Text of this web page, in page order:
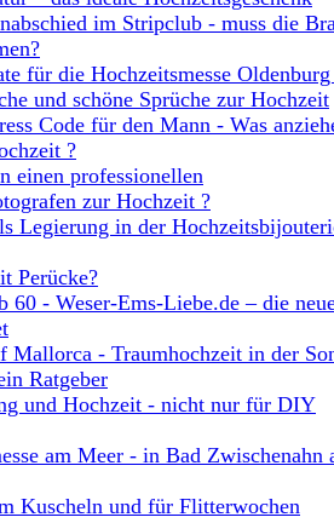
im Stripclub - muss die
für die Hochzeitsmesse
und schöne Sprüche zur Hochzeit
Code für den Mann - Was
?
einen professionellen
zur Hochzeit ?
Legierung in der
Perücke?
60 - Weser-Ems-Liebe.de – die
Mallorca - Traumhochzeit in der
Ratgeber
und Hochzeit - nicht nur für DIY
am Meer - in Bad Zwischenahn
Kuscheln und für Flitterwochen